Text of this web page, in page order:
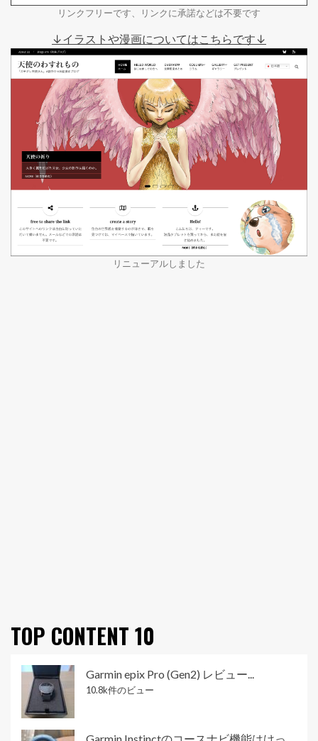
リンクフリーです、リンクに承諾などは不要です
↓イラストや漫画についてはこちらです↓
リニューアルしました
TOP CONTENT 10
Garmin epix Pro (Gen2) レビュー...
10.8k件のビュー